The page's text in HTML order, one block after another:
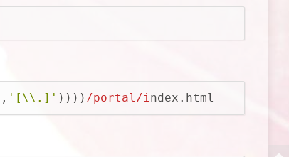
, '[\\.]' )))) /portal/i ndex.html